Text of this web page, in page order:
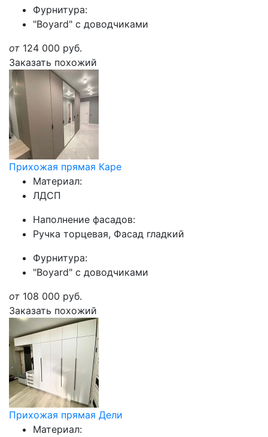
Фурнитура:
"Boyard" с доводчиками
от 124 000 руб.
Заказать похожий
Прихожая прямая Каре
Материал:
ЛДСП
Наполнение фасадов:
Ручка торцевая, Фасад гладкий
Фурнитура:
"Boyard" с доводчиками
от 108 000 руб.
Заказать похожий
Прихожая прямая Дели
Материал: